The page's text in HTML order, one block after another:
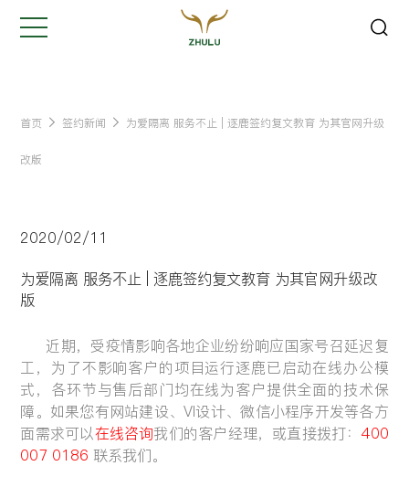
首页 签约新闻 为爱隔离 服务不止 | 逐鹿签约复文教育 为其官网升级
改版
2020/02/11
为爱隔离 服务不止 | 逐鹿签约复文教育 为其官网升级改
版
近期，受疫情影响各地企业纷纷响应国家号召延迟复
工，为了不影响客户的项目运行逐鹿已启动在线办公模
式，各环节与售后部门均在线为客户提供全面的技术保
障。如果您有网站建设、VI设计、微信小程序开发等各方
面需求可以在线咨询我们的客户经理，或直接拨打： 400
007 0186 联系我们。
是我们最重要的工作之一...
公司名称: *
您的需求:
留言: